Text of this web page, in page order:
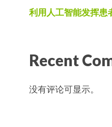
利用人工智能发挥患
Recent
没有评论可显示。